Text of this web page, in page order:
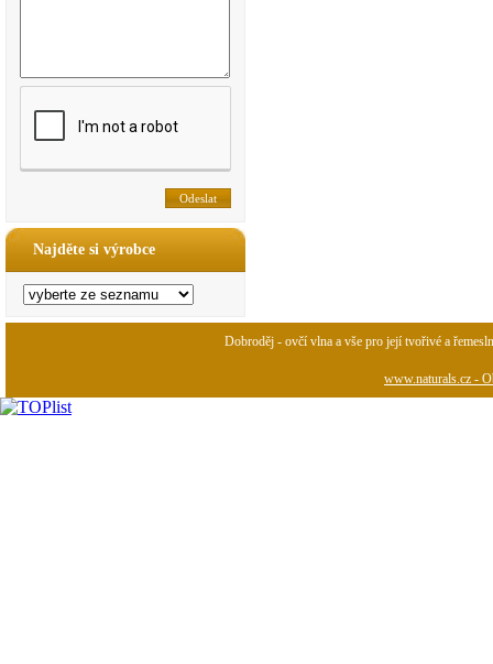
Najděte si výrobce
Dobroděj - ovčí vlna a vše pro její tvořivé a
www.naturals.cz -